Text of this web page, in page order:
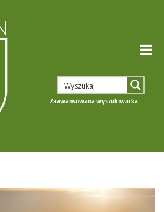
Zaawansowana wyszukiwarka